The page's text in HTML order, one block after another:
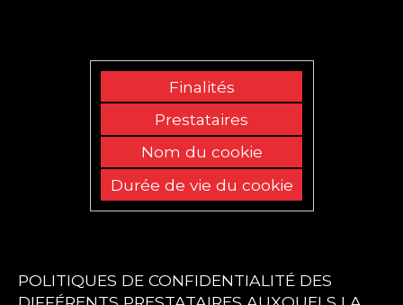
Finalités
Prestataires
Nom du cookie
Durée de vie du cookie
POLITIQUES DE CONFIDENTIALITÉ DES